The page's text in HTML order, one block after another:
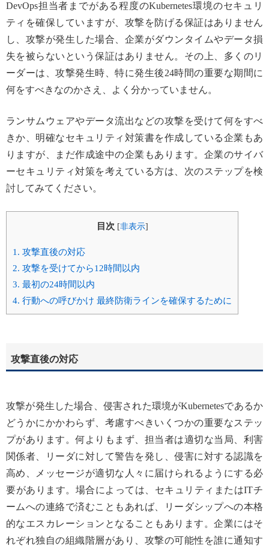
DevOps担当者までがある程度のKubernetes環境のセキュリ
ティを確保していますが、攻撃を防げる保証はありません
し、攻撃が発生した場合、企業がダウンタイムやデータ損
失を被らないという保証はありません。その上、多くのリ
ーダーは、攻撃発生時、特に発生後24時間の重要な期間に
何をすべきなのかさえ、よく分かっていません。
ランサムウェアやデータ流出などの攻撃を受けて何をすべ
きか、明確なセキュリティ対策書を作成している企業もあ
りますが、まだ作成途中の企業もあります。企業のサイバ
ーセキュリティ対策を考えている方は、次のステップを検
討してみてください。
目次 [非表示]
1. 攻撃直後の対応
2. 攻撃を受けてから12時間以内
3. 最初の24時間以内
4. 行動への呼びかけ 最終防衛ラインを確保するために
攻撃直後の対応
攻撃が発生した場合、侵害された環境がKubernetesであるか
どうかにかかわらず、考慮すべきいくつかの重要なステッ
プがあります。何よりもまず、担当者は適切な当局、利害
関係者、リーダに対して警告を発し、侵害に対する認識を
高め、メッセージが適切な人々に届けられるようにする必
要があります。場合によっては、セキュリティまたはITチ
ームへの連絡で済むこともあれば、リーダシップへの本格
的なエスカレーションとなることもあります。企業にはそ
れぞれ独自の組織階層があり、攻撃の可能性を誰に通知す